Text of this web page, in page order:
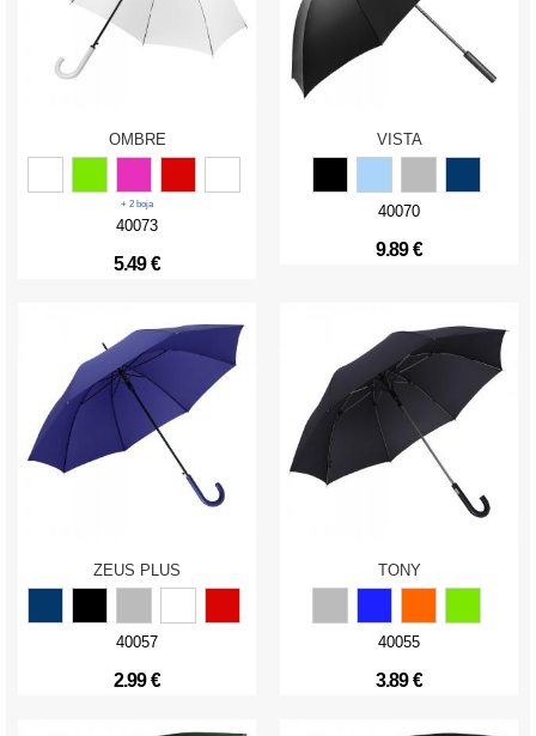
OMBRE
+ 2 boja
40073
5.49 €
VISTA
40070
9.89 €
ZEUS PLUS
40057
2.99 €
TONY
40055
3.89 €